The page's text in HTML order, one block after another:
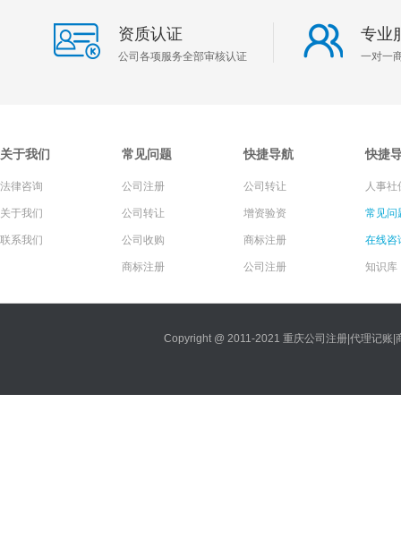
资质认证
公司各项服务全部审核认证
专业
一对一
关于我们
法律咨询
关于我们
联系我们
常见问题
公司注册
公司转让
公司收购
商标注册
快捷导航
公司转让
增资验资
商标注册
公司注册
快捷
人事社
常见问
在线咨
知识库
Copyright @ 2011-2021 重庆公司注册|代理记